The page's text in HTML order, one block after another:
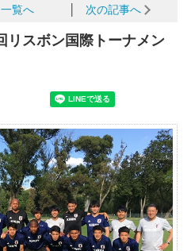
一覧へ 次の記事へ
スボン国際トーナメン